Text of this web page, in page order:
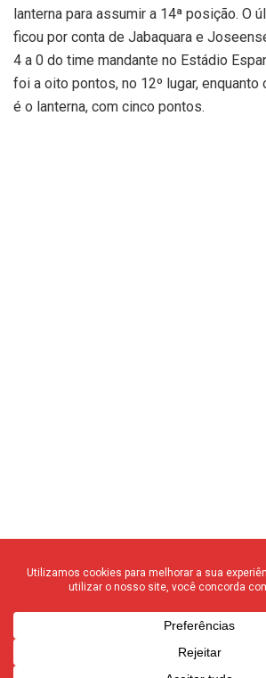
lanterna para assumir a 14ª posição. O
ficou por conta de Jabaquara e
4 a 0 do time mandante no Estádio
foi a oito pontos, no 12º lugar,
é o lanterna, com cinco pontos.
© 2020 F3 Notícias – Todos os direitos reservados